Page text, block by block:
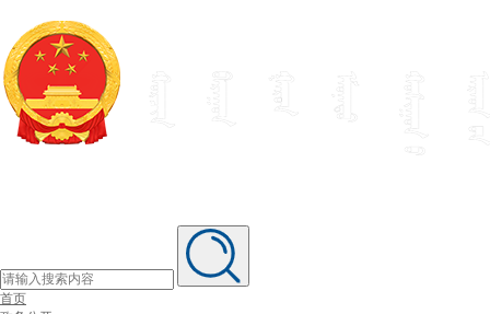
首页